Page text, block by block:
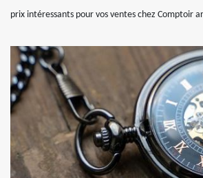
prix intéressants pour vos ventes chez Comptoir